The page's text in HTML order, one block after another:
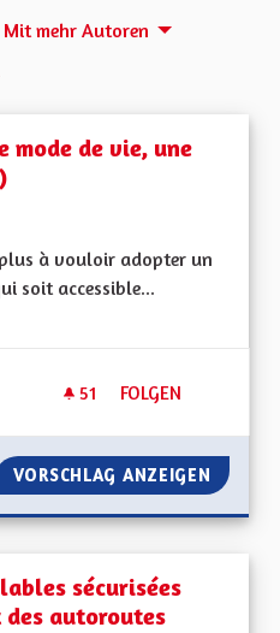
Mit mehr Autoren
mode de vie, une
à vouloir adopter un
soit accessible...
51 51 FOLLOWER
FOLGEN
PROMOUVOIR UN
VORSCHLAG ANZEIGEN
sécurisées
autoroutes